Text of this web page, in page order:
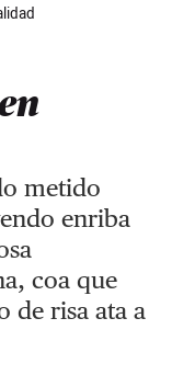
metido
enriba
coa que
de risa ata a